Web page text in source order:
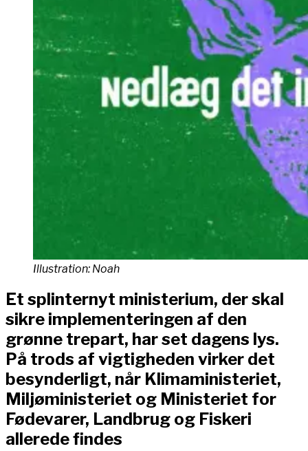
Illustration: Noah
Et splinternyt ministerium, der skal
sikre implementeringen af den
grønne trepart, har set dagens lys.
På trods af vigtigheden virker det
besynderligt, når Klimaministeriet,
Miljøministeriet og Ministeriet for
Fødevarer, Landbrug og Fiskeri
allerede findes